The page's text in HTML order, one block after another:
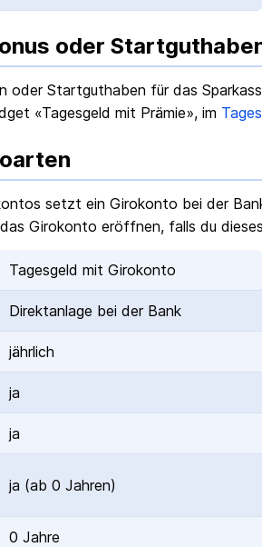
oder
oder Startguthaben für das
«Tagesgeld mit Prämie», im
setzt ein Girokonto bei der
Girokonto eröffnen, falls du
Tagesgeld mit Girokonto
Direktanlage bei der Bank
jährlich
ja
ja
ja (ab 0 Jahren)
0 Jahre